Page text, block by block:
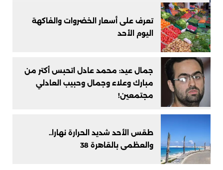
تعرف على أسعار الخضروات والفاكهة
اليوم الأحد
جمال عيد: محمد عادل اتحبس أكتر من
مبارك وعلاء وجمال وحبيب العادلي
مجتمعين!
طقس الأحد شديد الحرارة نهارا..
والعظمى بالقاهرة 38